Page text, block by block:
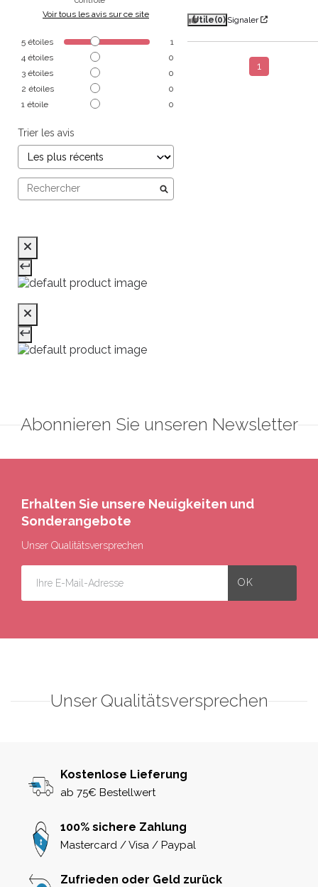
Voir tous les avis sur ce site
5 étoiles
1
4 étoiles
0
3 étoiles
0
2 étoiles
0
1 étoile 0
Trier les avis
Utile(0) Signaler
1
Abonnieren Sie unseren Newsletter
Erhalten Sie unsere Neuigkeiten und
Sonderangebote
Unser Qualitätsversprechen
Unser Qualitätsversprechen
Kostenlose Lieferung
ab 75€ Bestellwert
100% sichere Zahlung
Mastercard / Visa / Paypal
Zufrieden oder Geld zurück